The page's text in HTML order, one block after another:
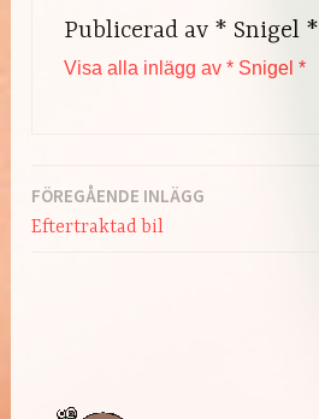
Publicerad av * Snigel *
Visa alla inlägg av * Snigel *
Inläggsnavigering
FÖREGÅENDE INLÄGG
Eftertraktad bil